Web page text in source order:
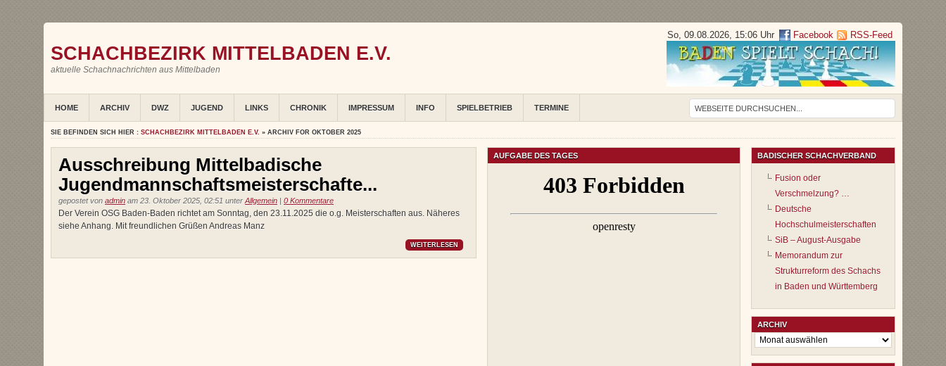
SCHACHBEZIRK MITTELBADEN E.V.
aktuelle Schachnachrichten aus Mittelbaden
So, 09.08.2026, 15:06 Uhr Facebook RSS-Feed
HOME ARCHIV DWZ JUGEND LINKS CHRONIK IMPRESSUM INFO SPIELBETRIEB TERMINE
SIE BEFINDEN SICH HIER : SCHACHBEZIRK MITTELBADEN E.V. » ARCHIV FOR OKTOBER 2025
Ausschreibung Mittelbadische
Jugendmannschaftsmeisterschafte...
gepostet von admin am 23. Oktober 2025, 02:51 unterAllgemein 0 Kommentare
Der Verein OSG Baden-Baden richtet am Sonntag, den 23.11.2025 die o.g. Meisterschaften aus. Näheres
siehe Anhang. Mit freundlichen Grüßen Andreas Manz
WEITERLESEN
AUFGABE DES TAGES BADISCHER SCHACHVERBAND
Fusion oder
Verschmelzung? …
Deutsche
Hochschulmeisterschaften
SiB – August-Ausgabe
Memorandum zur
Strukturreform des Schachs
in Baden und Württemberg
ARCHIV
Archiv